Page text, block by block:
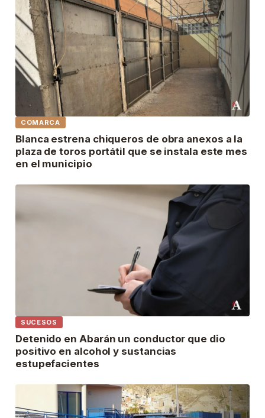
COMARCA
Blanca estrena chiqueros de obra anexos a la
plaza de toros portátil que se instala este mes
en el municipio
SUCESOS
Detenido en Abarán un conductor que dio
positivo en alcohol y sustancias
estupefacientes